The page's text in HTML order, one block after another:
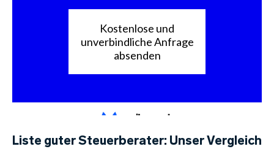
Liste guter Steuerberater: Unser Vergleich